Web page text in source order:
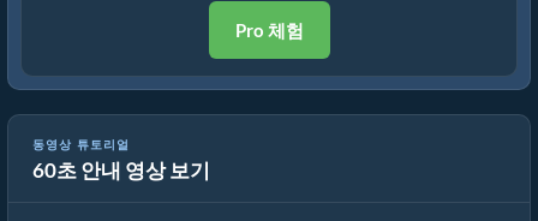
Pro 체험
동영상 튜토리얼
60초 안내 영상 보기
MP4를 16MB로 줄이는 방법 (간단한 가이드)